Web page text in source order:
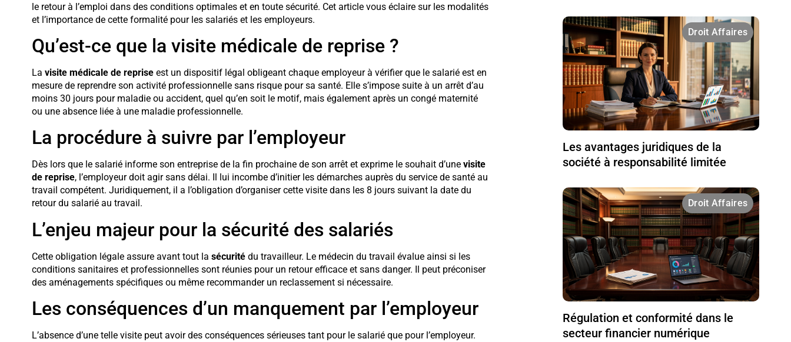
le retour à l’emploi dans des conditions optimales et en toute sécurité. Cet article vous éclaire sur les modalités
et l’importance de cette formalité pour les salariés et les employeurs.
Qu’est-ce que la visite médicale de reprise ?
La visite médicale de repriseest un dispositif légal obligeant chaque employeur à vérifier que le salarié est en
mesure de reprendre son activité professionnelle sans risque pour sa santé. Elle s’impose suite à un arrêt d’au
moins 30 jours pour maladie ou accident, quel qu’en soit le motif, mais également après un congé maternité
ou une absence liée à une maladie professionnelle.
La procédure à suivre par l’employeur
Dès lors que le salarié informe son entreprise de la fin prochaine de son arrêt et exprime le souhait d’une visite
de reprise, l’employeur doit agir sans délai. Il lui incombe d’initier les démarches auprès du service de santé au
travail compétent. Juridiquement, il a l’obligation d’organiser cette visite dans les 8 jours suivant la date du
retour du salarié au travail.
L’enjeu majeur pour la sécurité des salariés
Cette obligation légale assure avant tout la sécuritédu travailleur. Le médecin du travail évalue ainsi si les
conditions sanitaires et professionnelles sont réunies pour un retour efficace et sans danger. Il peut préconiser
des aménagements spécifiques ou même recommander un reclassement si nécessaire.
Les conséquences d’un manquement par l’employeur
L’absence d’une telle visite peut avoir des conséquences sérieuses tant pour le salarié que pour l’employeur.
Droit Affaires
Les avantages juridiques de la
société à responsabilité limitée
Droit Affaires
Régulation et conformité dans le
secteur financier numérique